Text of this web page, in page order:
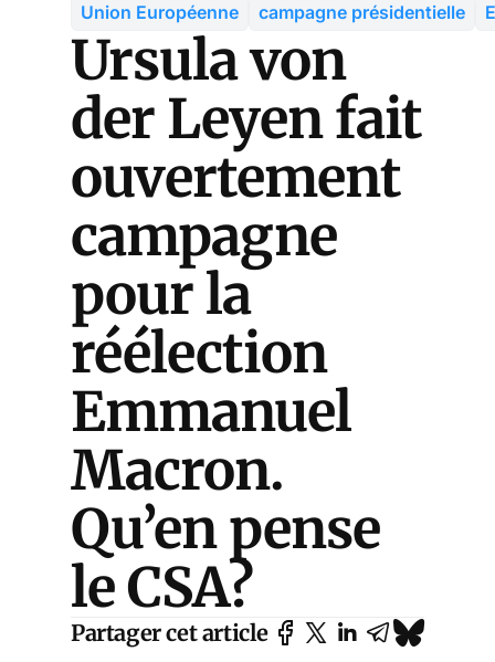
Union Européenne campagne présidentielle
Ursula von
der Leyen fait
ouvertement
campagne
pour la
réélection
Emmanuel
Macron.
Qu’en pense
le CSA?
Partager cet article